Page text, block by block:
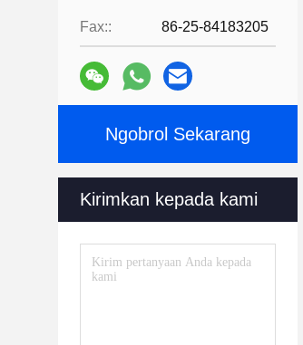
Fax:: 86-25-84183205
Ngobrol Sekarang
Kirimkan kepada kami